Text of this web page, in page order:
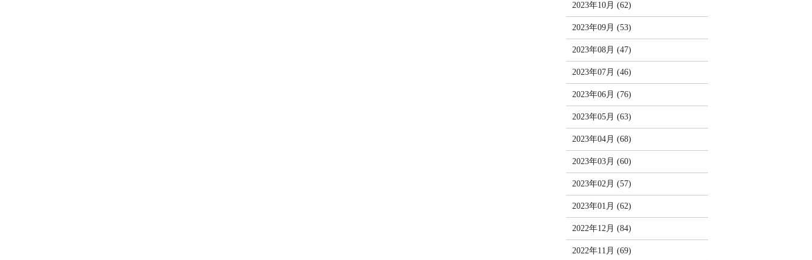
2023年10月 (62)
2023年09月 (53)
2023年08月 (47)
2023年07月 (46)
2023年06月 (76)
2023年05月 (63)
2023年04月 (68)
2023年03月 (60)
2023年02月 (57)
2023年01月 (62)
2022年12月 (84)
2022年11月 (69)